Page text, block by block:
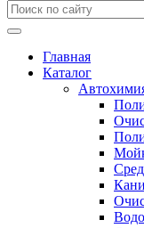
Главная
Каталог